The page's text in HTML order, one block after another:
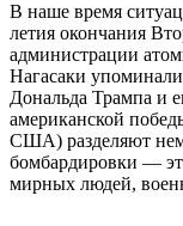
В наше время
летия окончания
администрации
Нагасаки
Дональда Трампа и
американской
США) разделяют
бомбардировки —
мирных людей,